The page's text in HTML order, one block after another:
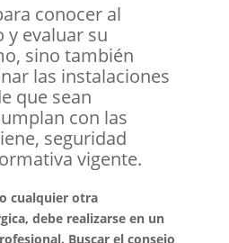
conocer al
y evaluar su
sino también
las instalaciones
que sean
con las
seguridad
vigente.
cualquier otra
debe realizarse en un
Buscar el consejo